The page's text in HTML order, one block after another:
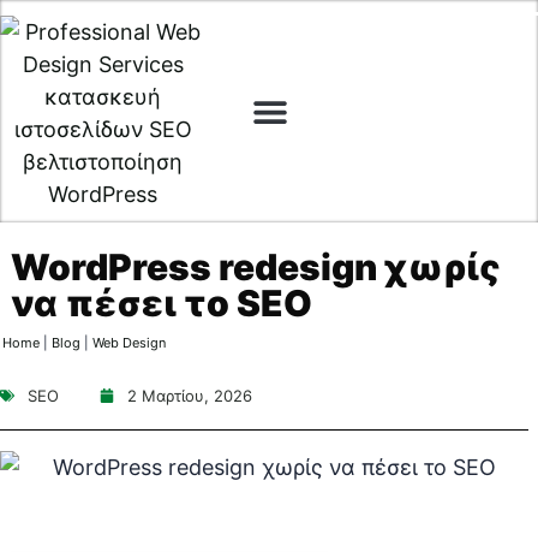
WordPress redesign χωρίς
να πέσει το SEO
Home| Blog Web Design
SEO 2 Μαρτίου, 2026